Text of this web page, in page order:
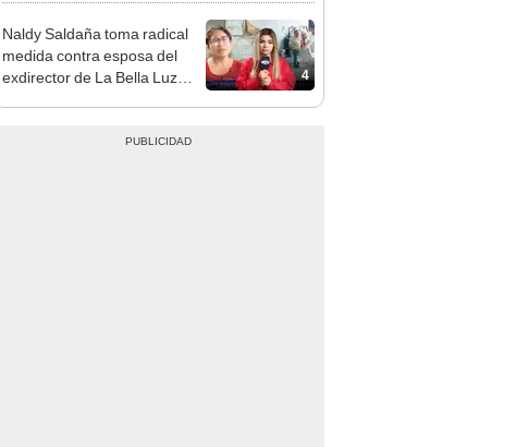
4
Naldy Saldaña toma radical
medida contra esposa del
exdirector de La Bella Luz